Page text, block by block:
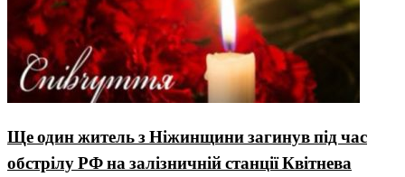
Ще один житель з Ніжинщини загинув під час
обстрілу РФ на залізничній станції Квітнева